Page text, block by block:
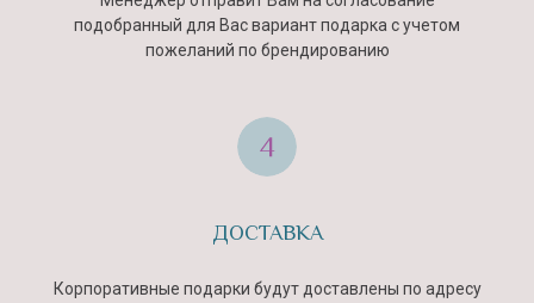
подобранный для Вас вариант подарка с учетом
пожеланий по брендированию
ДОСТАВКА
Корпоративные подарки будут доставлены по адресу